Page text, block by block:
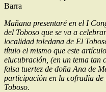
Barra
Mañana presentaré en el I
del Toboso que se va a
localidad toledana de El
título el mismo que este
elucubración, (en un tema tan
falsa tuertez de doña Ana de
participación en la cofradía
Toboso.